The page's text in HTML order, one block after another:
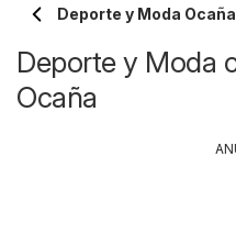
Deporte y Moda Ocaña
Deporte y Moda
Ocaña